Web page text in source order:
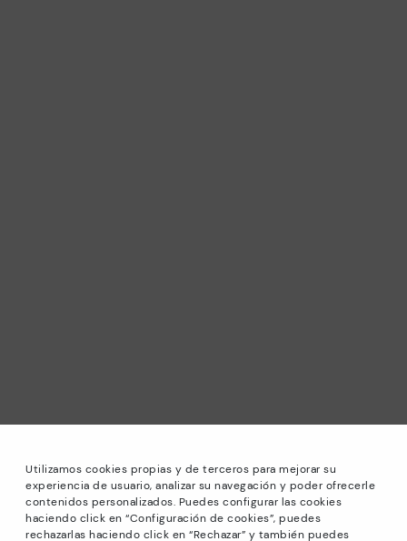
Utilizamos cookies propias y de terceros para mejorar su
experiencia de usuario, analizar su navegación y poder ofrecerle
contenidos personalizados. Puedes configurar las cookies
haciendo click en “Configuración de cookies”, puedes
rechazarlas haciendo click en “Rechazar” y también puedes
*Rebajas: Descuentos de hasta -40% en modelos